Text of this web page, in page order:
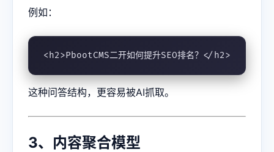
例如：
<h2>PbootCMS二开如何提升SEO排名？</h2>
这种问答结构，更容易被AI抓取。
3、内容聚合模型